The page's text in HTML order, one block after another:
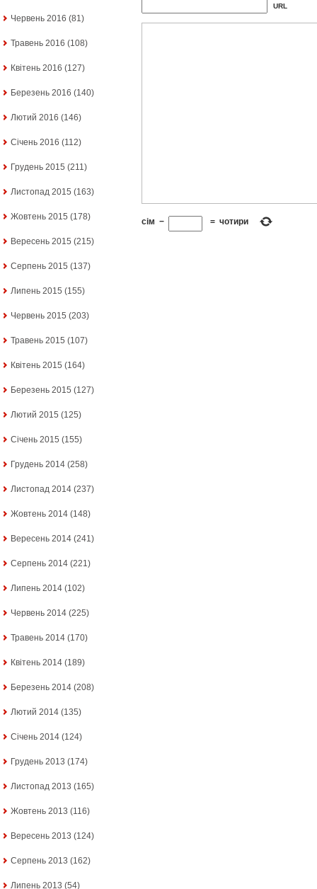
Червень 2016 (81)
Травень 2016 (108)
Квітень 2016 (127)
Березень 2016 (140)
Лютий 2016 (146)
Січень 2016 (112)
Грудень 2015 (211)
Листопад 2015 (163)
Жовтень 2015 (178)
Вересень 2015 (215)
Серпень 2015 (137)
Липень 2015 (155)
Червень 2015 (203)
Травень 2015 (107)
Квітень 2015 (164)
Березень 2015 (127)
Лютий 2015 (125)
Січень 2015 (155)
Грудень 2014 (258)
Листопад 2014 (237)
Жовтень 2014 (148)
Вересень 2014 (241)
Серпень 2014 (221)
Липень 2014 (102)
Червень 2014 (225)
Травень 2014 (170)
Квітень 2014 (189)
Березень 2014 (208)
Лютий 2014 (135)
Січень 2014 (124)
Грудень 2013 (174)
Листопад 2013 (165)
Жовтень 2013 (116)
Вересень 2013 (124)
Серпень 2013 (162)
Липень 2013 (54)
URL
сім − = чотири